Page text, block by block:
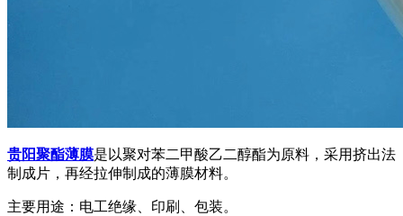
贵阳聚酯薄膜是以聚对苯二甲酸乙二醇酯为原料，采用挤出法
制成片，再经拉伸制成的薄膜材料。
主要用途：电工绝缘、印刷、包装。